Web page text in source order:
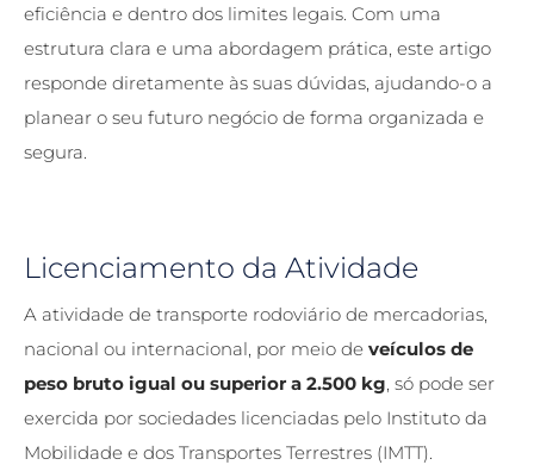
eficiência e dentro dos limites legais. Com uma
estrutura clara e uma abordagem prática, este artigo
responde diretamente às suas dúvidas, ajudando-o a
planear o seu futuro negócio de forma organizada e
segura.
Licenciamento da Atividade
A atividade de transporte rodoviário de mercadorias,
nacional ou internacional, por meio de veículos de
peso bruto igual ou superior a 2.500 kg, só pode ser
exercida por sociedades licenciadas pelo Instituto da
Mobilidade e dos Transportes Terrestres (IMTT).